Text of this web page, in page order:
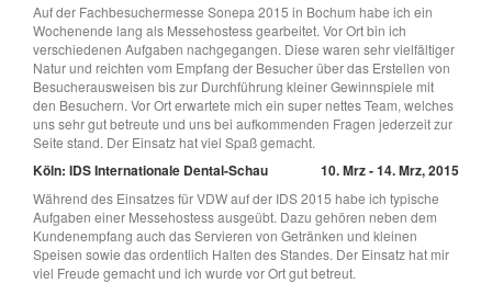
Auf der Fachbesuchermesse Sonepa 2015 in Bochum habe ich ein
Wochenende lang als Messehostess gearbeitet. Vor Ort bin ich
verschiedenen Aufgaben nachgegangen. Diese waren sehr vielfältiger
Natur und reichten vom Empfang der Besucher über das Erstellen von
Besucherausweisen bis zur Durchführung kleiner Gewinnspiele mit
den Besuchern. Vor Ort erwartete mich ein super nettes Team, welches
uns sehr gut betreute und uns bei aufkommenden Fragen jederzeit zur
Seite stand. Der Einsatz hat viel Spaß gemacht.
Köln: IDS Internationale Dental-Schau 10. Mrz - 14. Mrz, 2015
Während des Einsatzes für VDW auf der IDS 2015 habe ich typische
Aufgaben einer Messehostess ausgeübt. Dazu gehören neben dem
Kundenempfang auch das Servieren von Getränken und kleinen
Speisen sowie das ordentlich Halten des Standes. Der Einsatz hat mir
viel Freude gemacht und ich wurde vor Ort gut betreut.